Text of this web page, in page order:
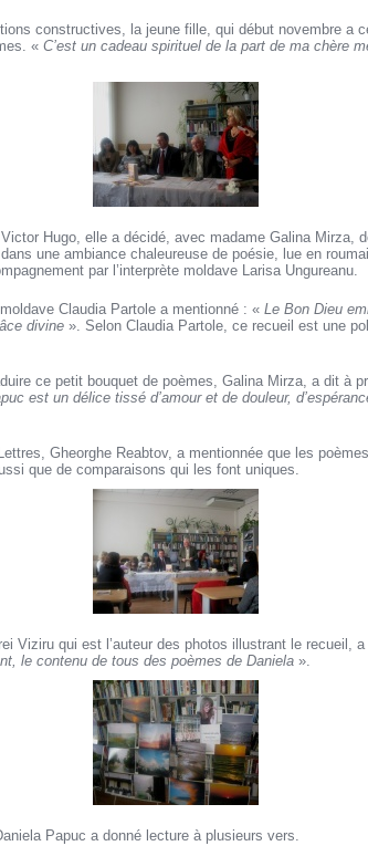
constructives, la jeune fille, qui début novembre a
« C’est un cadeau spirituel de la part de ma chère
Hugo, elle a décidé, avec madame Galina Mirza,
une ambiance chaleureuse de poésie, lue en
par l’interprète moldave Larisa Ungureanu.
Claudia Partole a mentionné : « Le Bon Dieu
divine». Selon Claudia Partole, ce recueil est une
ce petit bouquet de poèmes, Galina Mirza, a dit à
est un délice tissé d’amour et de douleur,
Gheorghe Reabtov, a mentionnée que les
que de comparaisons qui les font uniques.
Viziru qui est l’auteur des photos illustrant le recueil,
le contenu de tous des poèmes de Daniela».
Papuc a donné lecture à plusieurs vers.